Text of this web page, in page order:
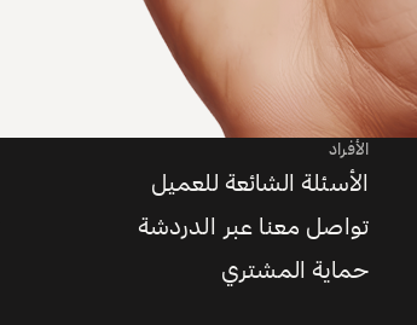
الأفراد
الأسئلة الشائعة للعميل
تواصل معنا عبر الدردشة
حماية المشتري